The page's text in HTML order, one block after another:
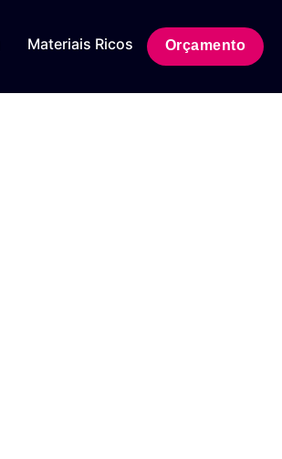
Materiais Ricos Orçamento